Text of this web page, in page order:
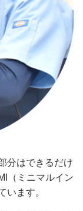
分はできるだけ
（ミニマルイン
います。